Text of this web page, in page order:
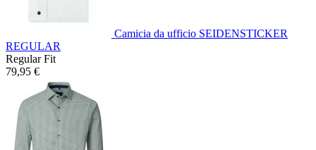
Camicia da ufficio SEIDENSTICKER
REGULAR
Regular Fit
79,95 €